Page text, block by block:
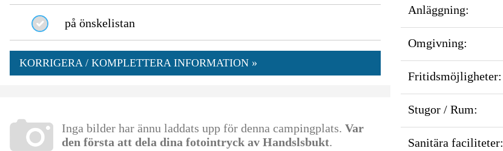
på önskelistan
KORRIGERA / KOMPLETTERA INFORMATION »
Inga bilder har ännu laddats upp för denna campingplats.Var
den första att dela dina fotointryck av Handslsbukt.
Anläggning:
Omgivning:
Fritidsmöjligheter:
Stugor / Rum:
Sanitära faciliteter: